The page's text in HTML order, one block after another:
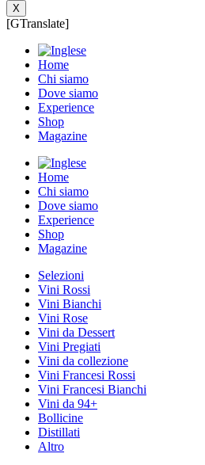
X
[GTranslate]
Home
Chi siamo
Dove siamo
Experience
Shop
Magazine
Home
Chi siamo
Dove siamo
Experience
Shop
Magazine
Selezioni
Vini Rossi
Vini Bianchi
Vini Rose
Vini da Dessert
Vini Pregiati
Vini da collezione
Vini Francesi Rossi
Vini Francesi Bianchi
Vini da 94+
Bollicine
Distillati
Altro